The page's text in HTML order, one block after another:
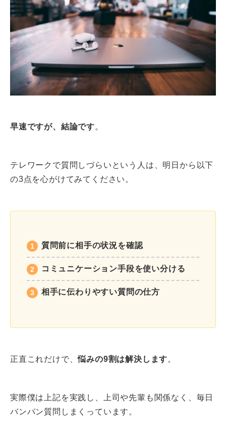
早速ですが、結論です。
テレワークで質問しづらいという人は、明日から以下
の3点を心がけてみてください。
質問前に相手の状況を確認
コミュニケーション手段を使い分ける
相手に伝わりやすい質問の仕方
正直これだけで、悩みの9割は解決します。
実際僕は上記を実践し、上司や先輩も関係なく、毎日
バンバン質問しまくっています。